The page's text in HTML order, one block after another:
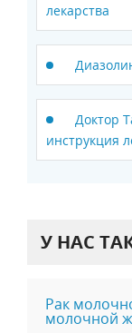
лекарства
Доктор
инструкция
У НАС
Рак
молочной